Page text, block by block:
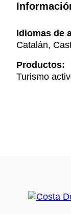
Idiomas de
Catalán,
Productos:
Turismo